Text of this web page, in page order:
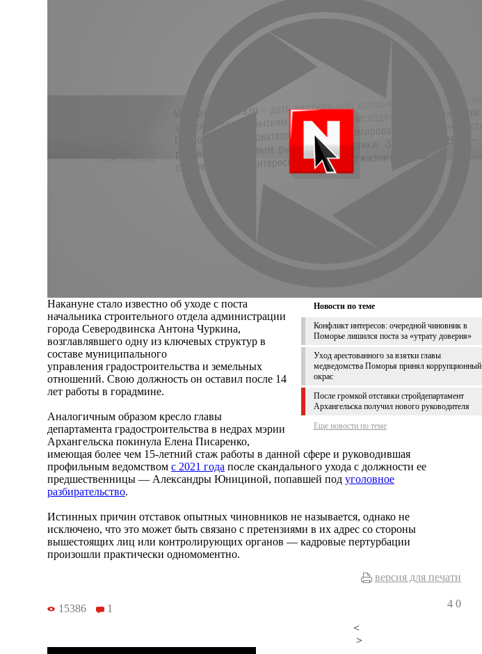
Новости по теме
Конфликт интересов: очередной чиновник в
Поморье лишился поста за «утрату доверия»
Уход арестованного за взятки главы
медведомства Поморья принял коррупционный
окрас
После громкой отставки стройдепартамент
Архангельска получил нового руководителя
Еще новости по теме
Накануне стало известно об уходе с поста
начальника строительного отдела администрации
города Северодвинска Антона Чуркина,
возглавлявшего одну из ключевых структур в
составе муниципального
управления градостроительства и земельных
отношений. Свою должность он оставил после 14
лет работы в горадмине.
Аналогичным образом кресло главы
департамента градостроительства в недрах мэрии
Архангельска покинула Елена Писаренко,
имеющая более чем 15-летний стаж работы в данной сфере и руководившая
профильным ведомством c 2021 года после скандального ухода с должности ее
предшественницы — Александры Юнициной, попавшей под уголовное
разбирательство.
Истинных причин отставок опытных чиновников не называется, однако не
исключено, что это может быть связано с претензиями в их адрес со стороны
вышестоящих лиц или контролирующих органов — кадровые пертурбации
произошли практически одномоментно.
версия для печати
15386 1 4 0
<
>